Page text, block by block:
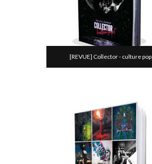
[REVUE] Collector - culture pop